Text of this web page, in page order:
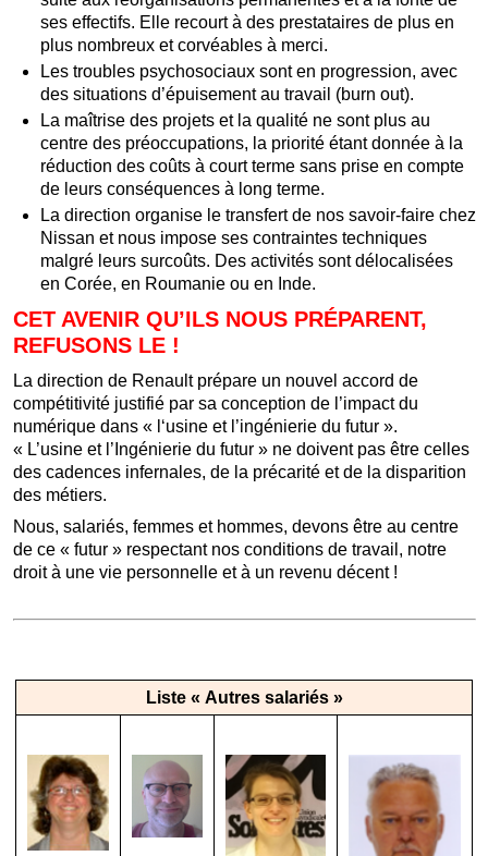
ses effectifs. Elle recourt à des prestataires de plus en
plus nombreux et corvéables à merci.
Les troubles psychosociaux sont en progression, avec
des situations d’épuisement au travail (burn out).
La maîtrise des projets et la qualité ne sont plus au
centre des préoccupations, la priorité étant donnée à la
réduction des coûts à court terme sans prise en compte
de leurs conséquences à long terme.
La direction organise le transfert de nos savoir-faire chez
Nissan et nous impose ses contraintes techniques
malgré leurs surcoûts. Des activités sont délocalisées
en Corée, en Roumanie ou en Inde.
CET AVENIR QU’ILS NOUS PRÉPARENT,
REFUSONS LE !
La direction de Renault prépare un nouvel accord de
compétitivité justifié par sa conception de l’impact du
numérique dans « l‘usine et l’ingénierie du futur ».
« L’usine et l’Ingénierie du futur » ne doivent pas être celles
des cadences infernales, de la précarité et de la disparition
des métiers.
Nous, salariés, femmes et hommes, devons être au centre
de ce « futur » respectant nos conditions de travail, notre
droit à une vie personnelle et à un revenu décent !
Liste « Autres salariés »